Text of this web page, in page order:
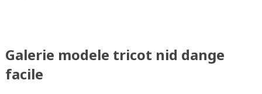
Galerie modele tricot nid dange
facile